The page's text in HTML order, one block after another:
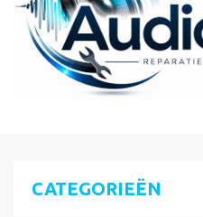
CATEGORIEËN